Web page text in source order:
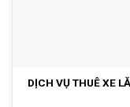
DỊCH VỤ THUÊ XE